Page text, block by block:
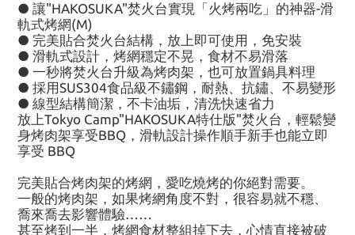
● 讓"HAKOSUKA"焚火台實現「火烤兩吃」的神器-滑
軌式烤網(M)
● 完美貼合焚火台結構，放上即可使用，免安裝
● 滑軌式設計，烤網穩定不晃，食材不易滑落
● 一秒將焚火台升級為烤肉架，也可放置鍋具料理
● 採用SUS304食品級不鏽鋼，耐熱、抗鏽、不易變形
● 線型結構簡潔，不卡油垢，清洗快速省力
放上Tokyo Camp"HAKOSUKA特仕版"焚火台，輕鬆變
身烤肉架享受BBQ，滑軌設計操作順手新手也能立即
享受 BBQ
完美貼合烤肉架的烤網，愛吃燒烤的你絕對需要。
一般的烤肉架，如果烤網角度不對，很容易就不穩、
喬來喬去影響體驗……
甚至烤到一半，烤網食材整組掉下去，心情直接被破